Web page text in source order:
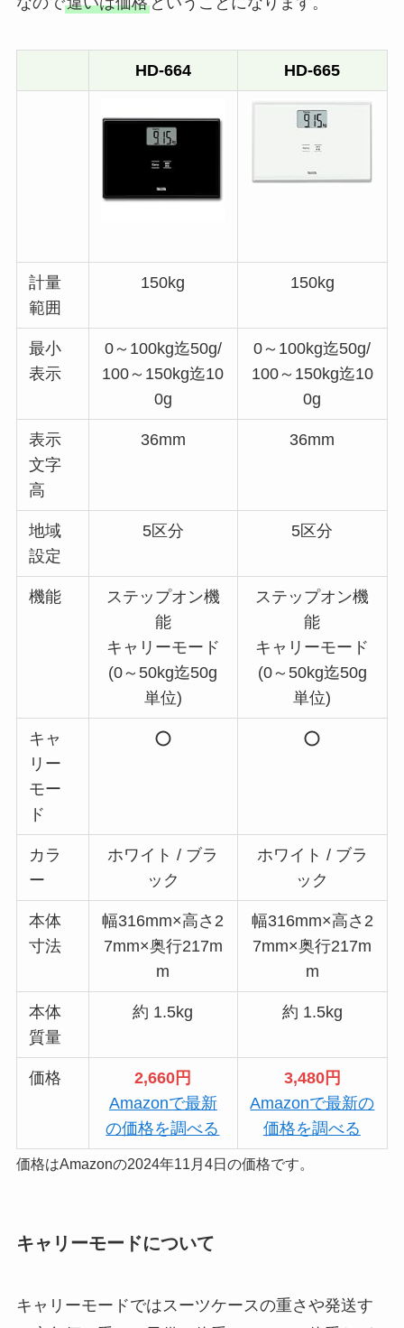
HD-664 HD-665
計量
範囲
150kg 150kg
最小
表示
0～100kg迄50g/
100～150kg迄10
0g
0～100kg迄50g/
100～150kg迄10
0g
表示
文字
高
36mm 36mm
地域
設定
5区分 5区分
機能
ステップオン機
能
キャリーモード
(0～50kg迄50g
単位)
ステップオン機
能
キャリーモード
(0～50kg迄50g
単位)
キャ
リー
モー
ド
カラ
ー
ホワイト / ブラ
ック
ホワイト / ブラ
ック
本体
寸法
幅316mm×高さ2
7mm×奥行217m
m
幅316mm×高さ2
7mm×奥行217m
m
本体
質量
約 1.5kg 約 1.5kg
価格
2,660円
Amazonで最新
の価格を調べる
3,480円
Amazonで最新の
価格を調べる
価格はAmazonの2024年11月4日の価格です。
キャリーモードについて
キャリーモードではスーツケースの重さや発送す